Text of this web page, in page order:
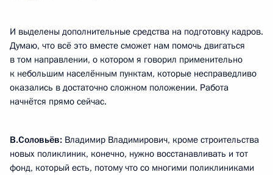
И выделены дополнительные средства на подготовку кадров.
Думаю, что всё это вместе сможет нам помочь двигаться
в том направлении, о котором я говорил применительно
к небольшим населённым пунктам, которые несправедливо
оказались в достаточно сложном положении. Работа
начнётся прямо сейчас.
В.Соловьёв: Владимир Владимирович, кроме строительства
новых поликлиник, конечно, нужно восстанавливать и тот
фонд, который есть, потому что со многими поликлиниками